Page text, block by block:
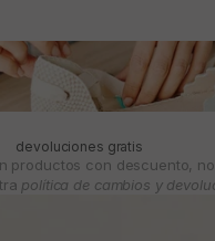
devoluciones gratis
productos con descuento,
política de cambios y